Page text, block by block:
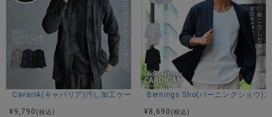
キリとしたシルエットに仕上げています。
きちんと感のあるしっかりとした生地感は洗練された大人の
装いを演出してくれます。
無駄を省いたスタイリッシュなデザインなので、様々なスタ
イルやシーンで活躍してくれます。
カジュアルにもきれいめにもハマる汎用性の高いアウターに
仕上がっています。
ユニセックスで着用可能なので、男性はもちろん女性にもオ
ススメしたいアイテムです。
CavariA(キャバリア)汚し加工ケーブルカーディガン/全3色
¥ 9,790 (税込)
Bernings Sho(バーニングショウ)
¥ 8,690 (税込)